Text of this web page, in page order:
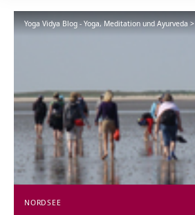
Yoga Vidya Blog - Yoga, Meditation und Ayurveda>
NORDSEE